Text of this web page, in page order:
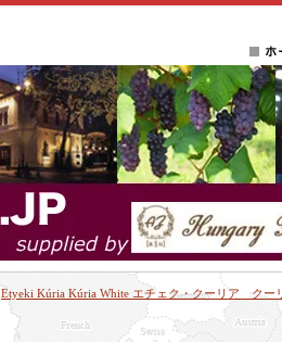
Etyeki Kúria Kúria White エチェク・クーリア クー